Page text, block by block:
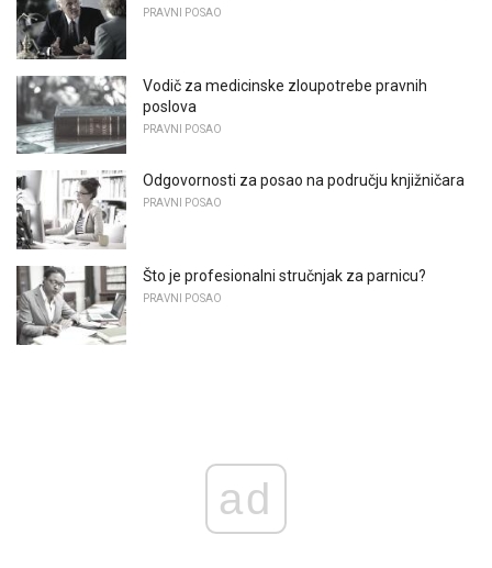
PRAVNI POSAO
Vodič za medicinske zloupotrebe pravnih
poslova
PRAVNI POSAO
Odgovornosti za posao na području knjižničara
PRAVNI POSAO
Što je profesionalni stručnjak za parnicu?
PRAVNI POSAO
ad